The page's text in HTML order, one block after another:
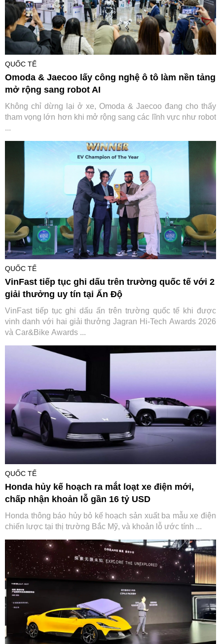
QUỐC TẾ
Omoda & Jaecoo lấy công nghệ ô tô làm nền tảng
mở rộng sang robot AI
Không chỉ dừng lại ở xe, Omoda & Jaecoo đang cho thấy
tham vọng lớn hơn khi mở rộng sang các lĩnh vực như robot
...
QUỐC TẾ
VinFast tiếp tục ghi dấu trên trường quốc tế với 2
giải thưởng uy tín tại Ấn Độ
VinFast tiếp tục ghi dấu ấn trên trường quốc tế khi được
vinh danh với hai giải thưởng Jagran Hi-Tech Awards 2026
và Car&Bike Awards ...
QUỐC TẾ
Honda hủy kế hoạch ra mắt loạt xe điện mới,
chấp nhận khoản lỗ gần 16 tỷ USD
Honda thông báo hủy bỏ kế hoạch sản xuất ba mẫu xe điện
chiến lược tại thị trường Bắc Mỹ, và khoản lỗ ước tính ...